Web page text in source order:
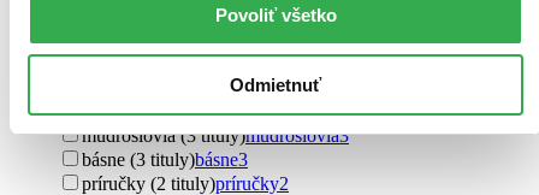
Povoliť všetko
Odmietnuť
romány (2164 titulov)romány2164
poviedky (92 titulov)poviedky92
novela (22 titulov)novela22
postrehy (11 titulov)postrehy11
úvahy (6 titulov)úvahy6
múdroslovia (3 tituly)múdroslovia3
básne (3 tituly)básne3
príručky (2 tituly)príručky2